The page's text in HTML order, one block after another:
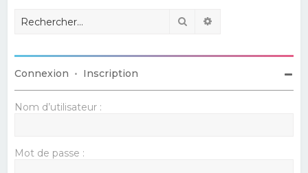
Rechercher
Connexion • Inscription
Nom d’utilisateur :
Mot de passe :